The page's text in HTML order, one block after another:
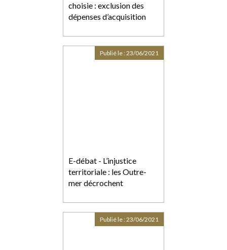
choisie : exclusion des
dépenses d’acquisition
E-débat - L’injustice
territoriale : les Outre-
mer décrochent
Publié le :23/06/2021
Publié le :23/06/2021